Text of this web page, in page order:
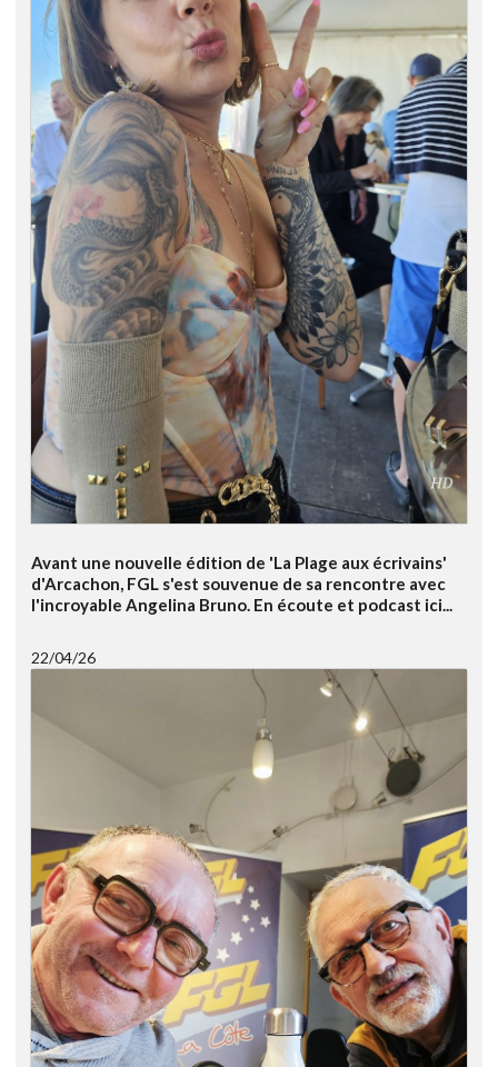
Avant une nouvelle édition de 'La Plage aux écrivains'
d'Arcachon, FGL s'est souvenue de sa rencontre avec
l'incroyable Angelina Bruno. En écoute et podcast ici...
22/04/26